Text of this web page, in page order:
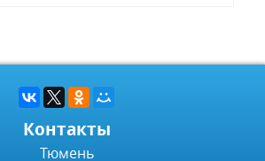
Контакты
Тюмень